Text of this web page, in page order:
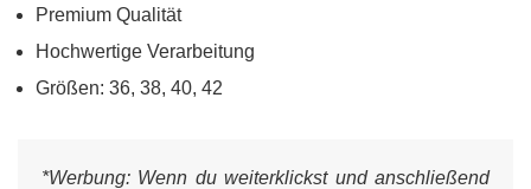
Premium Qualität
Hochwertige Verarbeitung
Größen: 36, 38, 40, 42
*Werbung: Wenn du weiterklickst und anschließend